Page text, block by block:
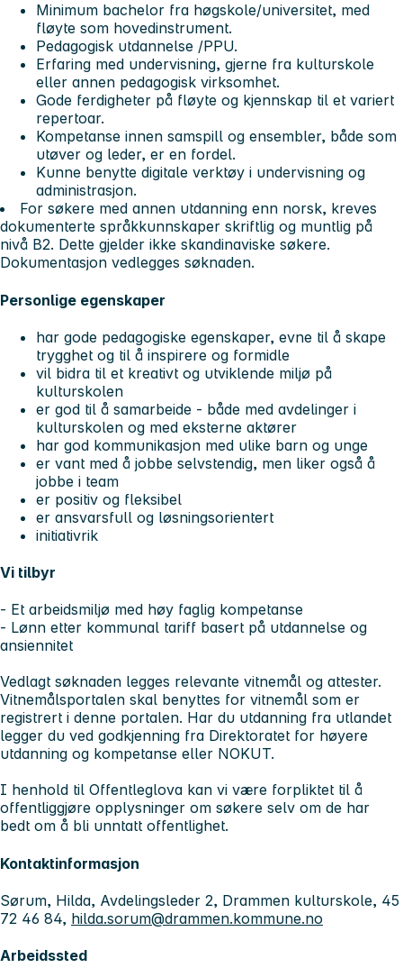
Minimum bachelor fra høgskole/universitet, med
fløyte som hovedinstrument.
Pedagogisk utdannelse /PPU.
Erfaring med undervisning, gjerne fra kulturskole
eller annen pedagogisk virksomhet.
Gode ferdigheter på fløyte og kjennskap til et variert
repertoar.
Kompetanse innen samspill og ensembler, både som
utøver og leder, er en fordel.
Kunne benytte digitale verktøy i undervisning og
administrasjon.
For søkere med annen utdanning enn norsk, kreves
dokumenterte språkkunnskaper skriftlig og muntlig på
nivå B2. Dette gjelder ikke skandinaviske søkere.
Dokumentasjon vedlegges søknaden.
Personlige egenskaper
har gode pedagogiske egenskaper, evne til å skape
trygghet og til å inspirere og formidle
vil bidra til et kreativt og utviklende miljø på
kulturskolen
er god til å samarbeide - både med avdelinger i
kulturskolen og med eksterne aktører
har god kommunikasjon med ulike barn og unge
er vant med å jobbe selvstendig, men liker også å
jobbe i team
er positiv og fleksibel
er ansvarsfull og løsningsorientert
initiativrik
Vi tilbyr
- Et arbeidsmiljø med høy faglig kompetanse
- Lønn etter kommunal tariff basert på utdannelse og
ansiennitet
Vedlagt søknaden legges relevante vitnemål og attester.
Vitnemålsportalen skal benyttes for vitnemål som er
registrert i denne portalen. Har du utdanning fra utlandet
legger du ved godkjenning fra Direktoratet for høyere
utdanning og kompetanse eller NOKUT.
I henhold til Offentleglova kan vi være forpliktet til å
offentliggjøre opplysninger om søkere selv om de har
bedt om å bli unntatt offentlighet.
Kontaktinformasjon
Sørum, Hilda, Avdelingsleder 2, Drammen kulturskole, 45
72 46 84, hilda.sorum@drammen.kommune.no
Arbeidssted